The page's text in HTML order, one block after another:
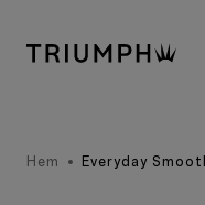
Hem Everyday